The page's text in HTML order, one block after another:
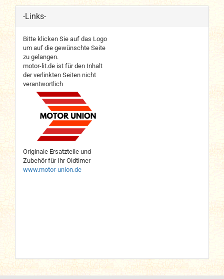
-Links-
Bitte klicken Sie auf das Logo
um auf die gewünschte Seite
zu gelangen.
motor-lit.de ist für den Inhalt
der verlinkten Seiten nicht
verantwortlich
Originale Ersatzteile und
Zubehör für Ihr Oldtimer
www.motor-union.de